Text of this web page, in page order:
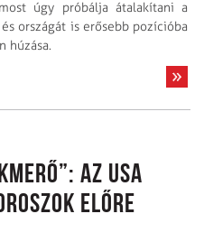
úgy próbálja átalakítani a
országát is erősebb pozícióba
húzása.
az USA
előre